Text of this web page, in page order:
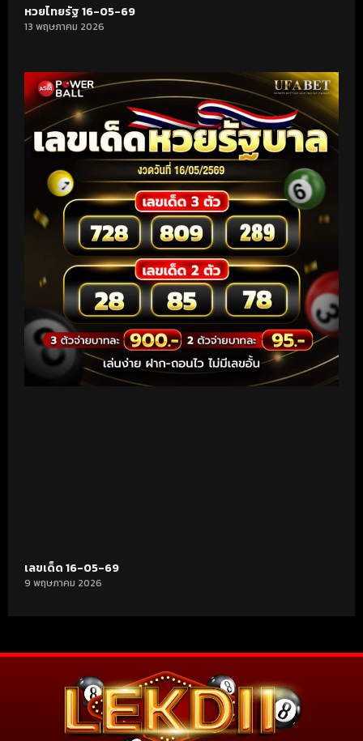
หวยไทยรัฐ 16-05-69
13 พฤษภาคม 2026
เลขเด็ด 16-05-69
9 พฤษภาคม 2026